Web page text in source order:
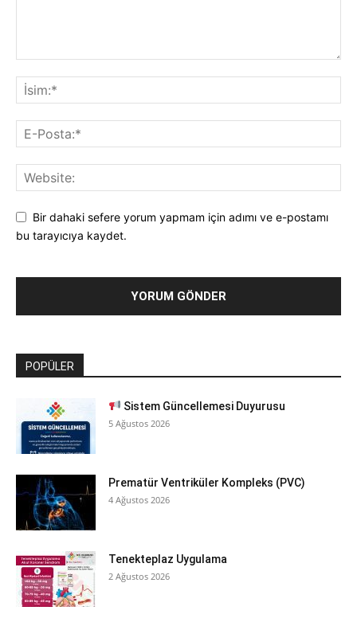
Bir dahaki sefere yorum yapmam için adımı ve e-postamı
bu tarayıcıya kaydet.
POPÜLER
Sistem Güncellemesi Duyurusu
5 Ağustos 2026
Prematür Ventriküler Kompleks (PVC)
4 Ağustos 2026
Tenekteplaz Uygulama
2 Ağustos 2026